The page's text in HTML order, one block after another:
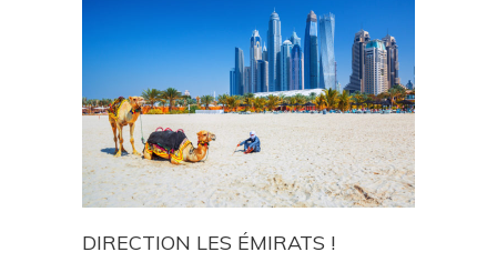
DIRECTION LES ÉMIRATS !